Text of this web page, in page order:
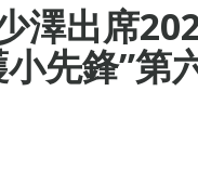
澤出席
先鋒”第